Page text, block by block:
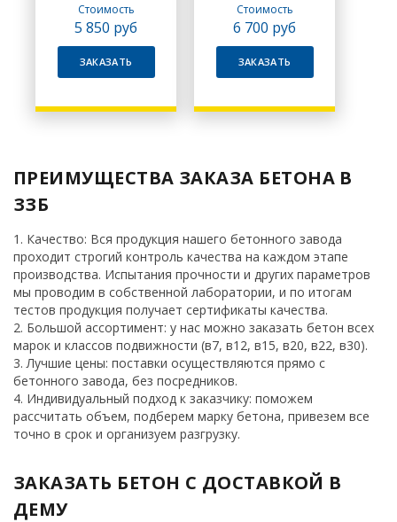
Стоимость
5 850 руб
ЗАКАЗАТЬ
Стоимость
6 700 руб
ЗАКАЗАТЬ
ПРЕИМУЩЕСТВА ЗАКАЗА БЕТОНА В
ЗЗБ
Качество: Вся продукция нашего бетонного завода
проходит строгий контроль качества на каждом этапе
производства. Испытания прочности и других параметров
мы проводим в собственной лаборатории, и по итогам
тестов продукция получает сертификаты качества.
Большой ассортимент: у нас можно заказать бетон всех
марок и классов подвижности (в7, в12, в15, в20, в22, в30).
Лучшие цены: поставки осуществляются прямо с
бетонного завода, без посредников.
Индивидуальный подход к заказчику: поможем
рассчитать объем, подберем марку бетона, привезем все
точно в срок и организуем разгрузку.
ЗАКАЗАТЬ БЕТОН С ДОСТАВКОЙ В
ДЕМУ